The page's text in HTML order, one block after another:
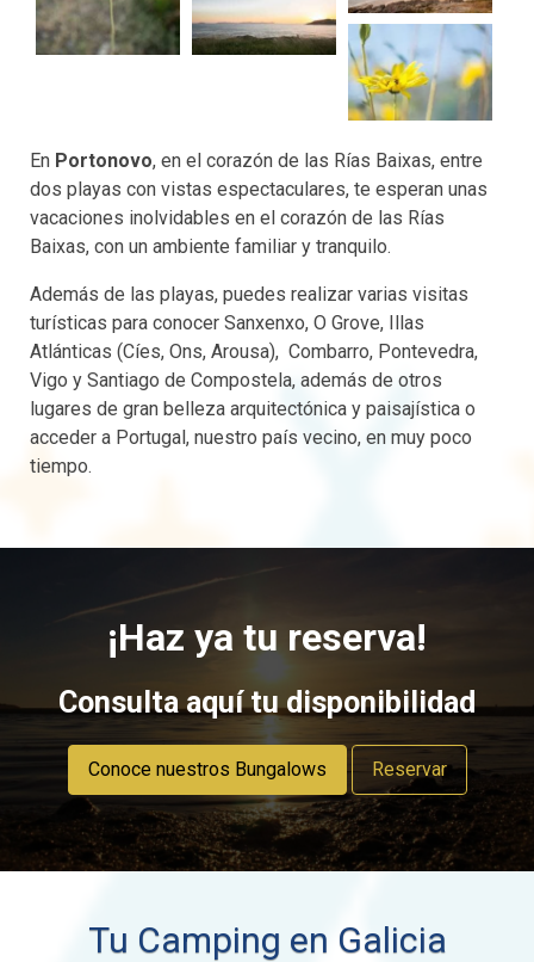
En Portonovo, en el corazón de las Rías Baixas, entre
dos playas con vistas espectaculares, te esperan unas
vacaciones inolvidables en el corazón de las Rías
Baixas, con un ambiente familiar y tranquilo.
Además de las playas, puedes realizar varias visitas
turísticas para conocer Sanxenxo, O Grove, Illas
Atlánticas (Cíes, Ons, Arousa), Combarro, Pontevedra,
Vigo y Santiago de Compostela, además de otros
lugares de gran belleza arquitectónica y paisajística o
acceder a Portugal, nuestro país vecino, en muy poco
tiempo.
¡Haz ya tu reserva!
Consulta aquí tu disponibilidad
Conoce nuestros Bungalows Reservar
Tu Camping en Galicia